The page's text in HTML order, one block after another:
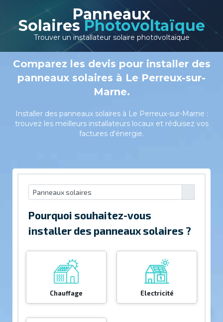
Panneaux
Solaires Photovoltaïque
Trouver un installateur solaire photovoltaïque
Comparez les devis pour installer des
panneaux solaires à Le Perreux-sur-
Marne.
Installer des panneaux solaires à Le Perreux-sur-Marne :
trouvez les meilleurs installateurs locaux et réduisez vos
factures d'énergie.